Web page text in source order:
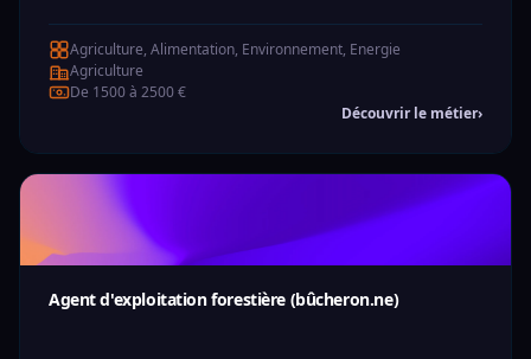
Agriculture, Alimentation, Environnement, Energie
Agriculture
De 1500 à 2500 €
Découvrir le métier›
Agent d'exploitation forestière (bûcheron.ne)